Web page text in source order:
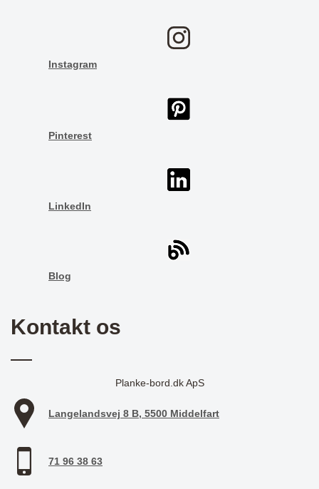
Instagram
Pinterest
LinkedIn
Blog
Kontakt os
Planke-bord.dk ApS
Langelandsvej 8 B, 5500 Middelfart
71 96 38 63